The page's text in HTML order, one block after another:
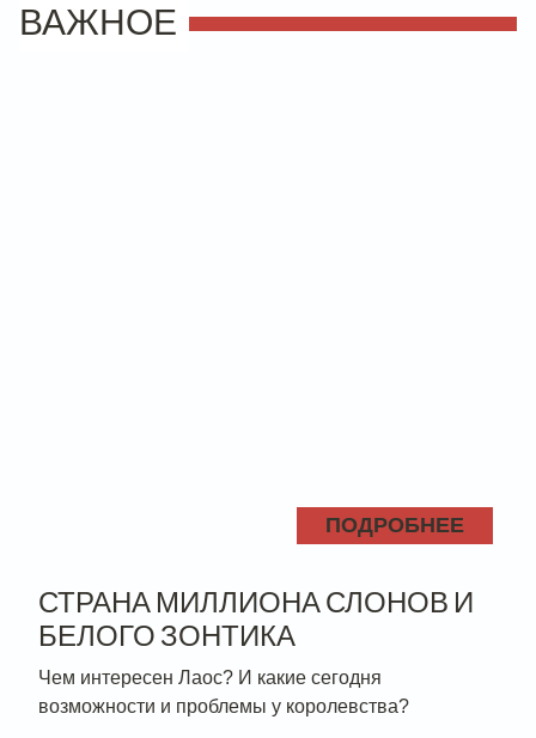
ВАЖНОЕ
ПОДРОБНЕЕ
СТРАНА МИЛЛИОНА СЛОНОВ И
БЕЛОГО ЗОНТИКА
Чем интересен Лаос? И какие сегодня
возможности и проблемы у королевства?